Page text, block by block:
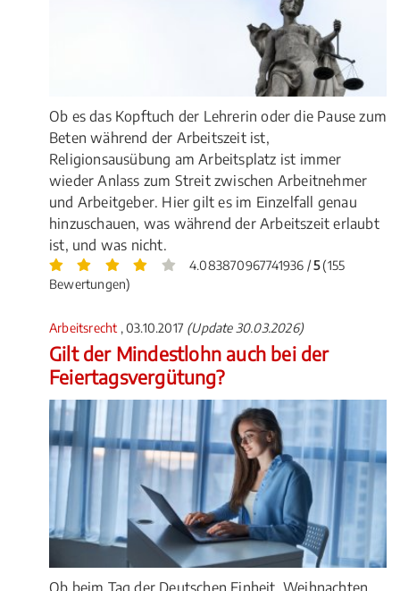
Ob es das Kopftuch der Lehrerin oder die Pause zum
Beten während der Arbeitszeit ist,
Religionsausübung am Arbeitsplatz ist immer
wieder Anlass zum Streit zwischen Arbeitnehmer
und Arbeitgeber. Hier gilt es im Einzelfall genau
hinzuschauen, was während der Arbeitszeit erlaubt
ist, und was nicht.
4.083870967741936 /5(155
Bewertungen)
Arbeitsrecht , 03.10.2017 (Update 30.03.2026)
Gilt der Mindestlohn auch bei der
Feiertagsvergütung?